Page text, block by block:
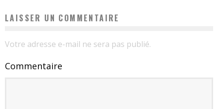
LAISSER UN COMMENTAIRE
Votre adresse e-mail ne sera pas publié.
Commentaire